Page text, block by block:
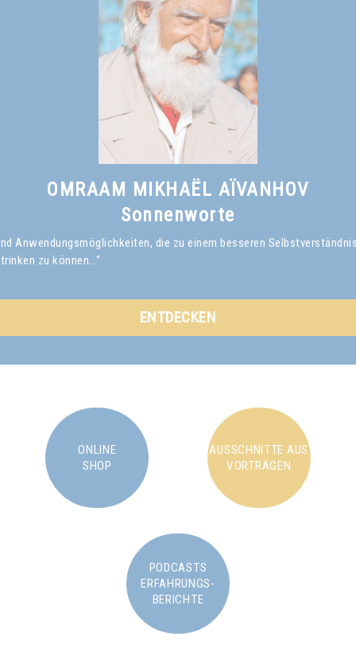
OMRAAM MIKHAËL AÏVANHOV
Sonnenworte
Anwendungsmöglichkeiten, die zu einem besseren
zu können…“
ENTDECKEN
ONLINE
SHOP
AUSSCHNITTE AUS
VORTRÄGEN
PODCASTS
ERFAHRUNGS-
BERICHTE